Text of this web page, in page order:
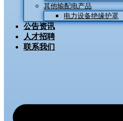
其他输配电产品
电力设备绝缘护罩
公告资讯
人才招聘
联系我们